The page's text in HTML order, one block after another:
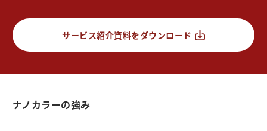
サービス紹介資料をダウンロード
ナノカラーの強み